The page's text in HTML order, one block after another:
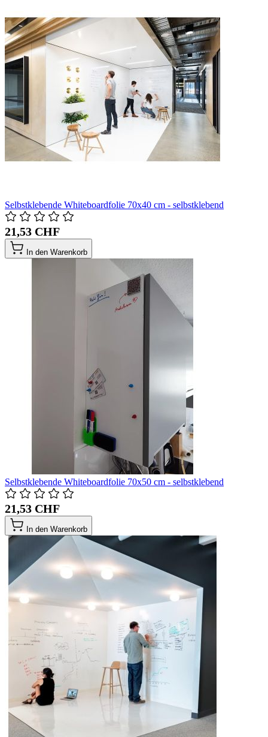
Selbstklebende Whiteboardfolie 70x40 cm - selbstklebend
21,53 CHF
In den Warenkorb
Selbstklebende Whiteboardfolie 70x50 cm - selbstklebend
21,53 CHF
In den Warenkorb